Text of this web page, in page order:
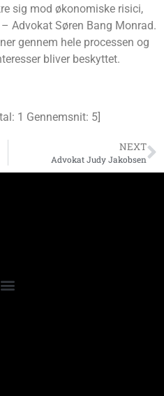
sig mod økonomiske risici,
Advokat Søren Bang Monrad.
gennem hele processen og
bliver beskyttet.
1 Gennemsnit: 5
NEXT
Advokat Judy Jakobsen